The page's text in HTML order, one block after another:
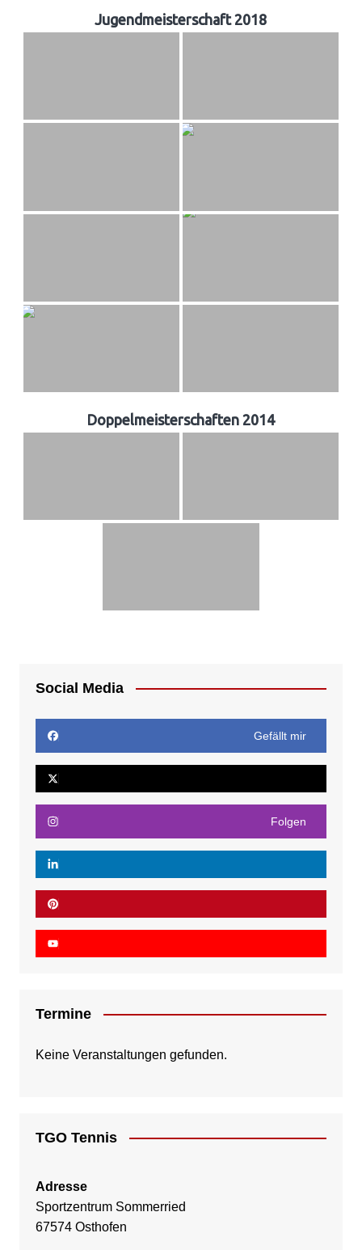
Jugendmeisterschaft 2018
Doppelmeisterschaften 2014
Social Media
Gefällt mir
Folgen
Termine
Keine Veranstaltungen gefunden.
TGO Tennis
Adresse
Sportzentrum Sommerried
67574 Osthofen